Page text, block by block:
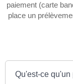
paiement (carte
place un
Qu'est-ce